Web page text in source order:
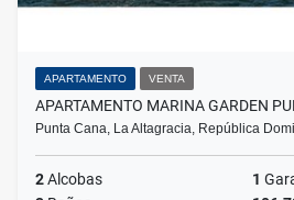
APARTAMENTO VENTA
APARTAMENTO MARINA GARDEN
Punta Cana, La Altagracia, República
2Alcobas 1